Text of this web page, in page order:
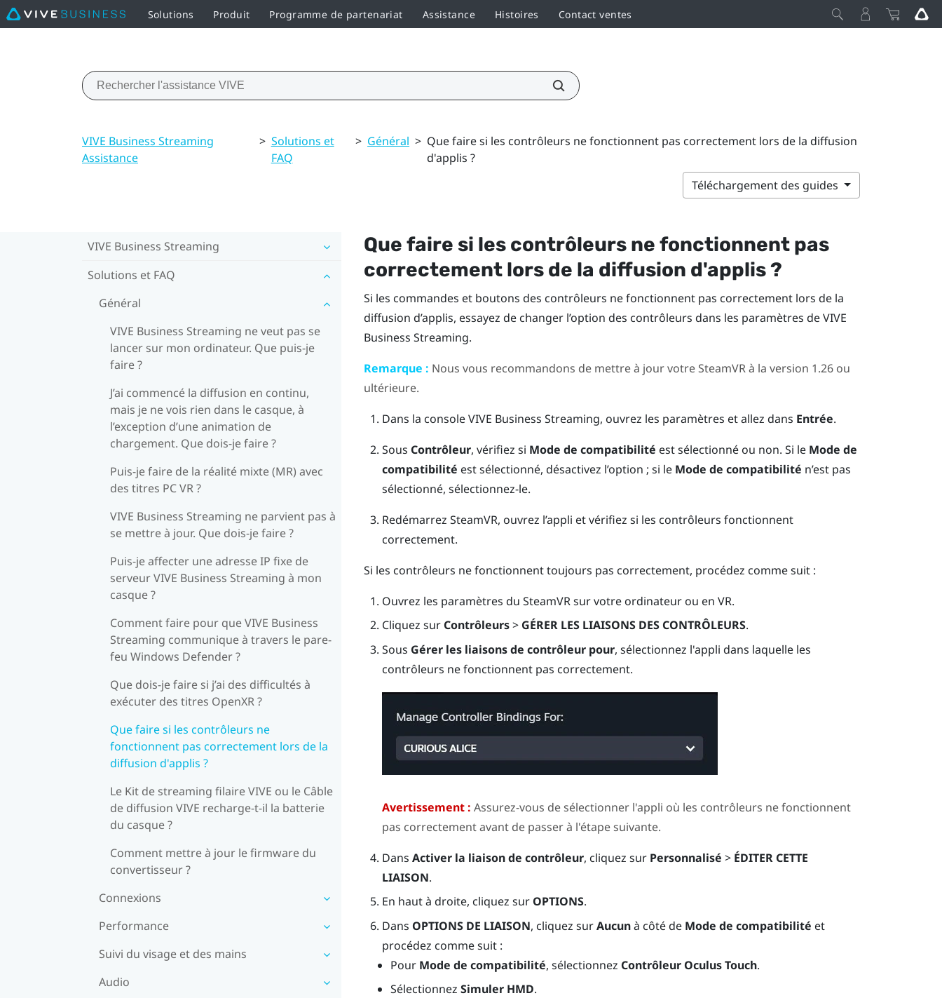
Solutions Produit Programme de partenariat Assistance Histoires Contact ventes
VIVE Business Streaming
Assistance
> Solutions et
FAQ
> Général > Que faire si les contrôleurs ne fonctionnent pas correctement lors de la diffusion
d'applis ?
Téléchargement des guides
VIVE Business Streaming
Solutions et FAQ
Général
VIVE Business Streaming ne veut pas se
lancer sur mon ordinateur. Que puis-je
faire ?
J’ai commencé la diffusion en continu,
mais je ne vois rien dans le casque, à
l’exception d’une animation de
chargement. Que dois-je faire ?
Puis-je faire de la réalité mixte (MR) avec
des titres PC VR ?
VIVE Business Streaming ne parvient pas à
se mettre à jour. Que dois-je faire ?
Puis-je affecter une adresse IP fixe de
serveur VIVE Business Streaming à mon
casque ?
Comment faire pour que VIVE Business
Streaming communique à travers le pare-
feu Windows Defender ?
Que dois-je faire si j’ai des difficultés à
exécuter des titres OpenXR ?
Que faire si les contrôleurs ne
fonctionnent pas correctement lors de la
diffusion d'applis ?
Le Kit de streaming filaire VIVE ou le Câble
de diffusion VIVE recharge-t-il la batterie
du casque ?
Comment mettre à jour le firmware du
convertisseur ?
Connexions
Performance
Suivi du visage et des mains
Audio
Que faire si les contrôleurs ne fonctionnent pas
correctement lors de la diffusion d'applis ?
Si les commandes et boutons des contrôleurs ne fonctionnent pas correctement lors de la
diffusion d’applis, essayez de changer l’option des contrôleurs dans les paramètres deVIVE
Business Streaming.
Remarque : Nous vous recommandons de mettre à jour votre SteamVRà la version 1.26 ou
ultérieure.
Dans la consoleVIVE Business Streaming, ouvrez les paramètres et allez dans Entrée.
Sous Contrôleur, vérifiez si Mode de compatibilité est sélectionné ou non. Si le Mode de
compatibilité est sélectionné, désactivez l’option ; si le Mode de compatibilité n’est pas
sélectionné, sélectionnez-le.
Redémarrez SteamVR, ouvrez l’appli et vérifiez si les contrôleurs fonctionnent
correctement.
Si les contrôleurs ne fonctionnent toujours pas correctement, procédez comme suit :
Ouvrez les paramètres du SteamVRsur votre ordinateur ou en VR.
Cliquez sur Contrôleurs> GÉRER LES LIAISONS DES CONTRÔLEURS.
Sous Gérer les liaisons de contrôleur pour, sélectionnez l'appli dans laquelle les
contrôleurs ne fonctionnent pas correctement.
Avertissement : Assurez-vous de sélectionner l'appli où les contrôleurs ne fonctionnent
pas correctement avant de passer à l'étape suivante.
Dans Activer la liaison de contrôleur, cliquez sur Personnalisé > ÉDITER CETTE
LIAISON.
En haut à droite, cliquez sur OPTIONS.
Dans OPTIONS DE LIAISON, cliquez surAucunà côté de Mode de compatibilité et
procédez comme suit :
Pour Mode de compatibilité, sélectionnez Contrôleur Oculus Touch.
SélectionnezSimuler HMD.